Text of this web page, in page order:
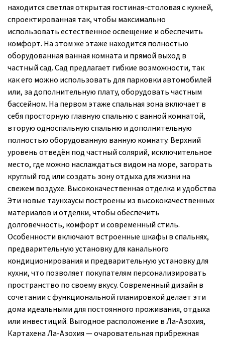
находится светлая открытая гостиная-столовая с кухней,
спроектированная так, чтобы максимально
использовать естественное освещение и обеспечить
комфорт. На этом же этаже находится полностью
оборудованная ванная комната и прямой выход в
частный сад. Сад предлагает гибкие возможности, так
как его можно использовать для парковки автомобилей
или, за дополнительную плату, оборудовать частным
бассейном. На первом этаже спальная зона включает в
себя просторную главную спальню с ванной комнатой,
вторую односпальную спальню и дополнительную
полностью оборудованную ванную комнату. Верхний
уровень отведён под частный солярий, исключительное
место, где можно наслаждаться видом на море, загорать
круглый год или создать зону отдыха для жизни на
свежем воздухе. Высококачественная отделка и удобства
Эти новые таунхаусы построены из высококачественных
материалов и отделки, чтобы обеспечить
долговечность, комфорт и современный стиль.
Особенности включают встроенные шкафы в спальнях,
предварительную установку для канального
кондиционирования и предварительную установку для
кухни, что позволяет покупателям персонализировать
пространство по своему вкусу. Современный дизайн в
сочетании с функциональной планировкой делает эти
дома идеальными для постоянного проживания, отдыха
или инвестиций. Выгодное расположение в Ла-Азохия,
Картахена Ла-Азохия — очаровательная прибрежная